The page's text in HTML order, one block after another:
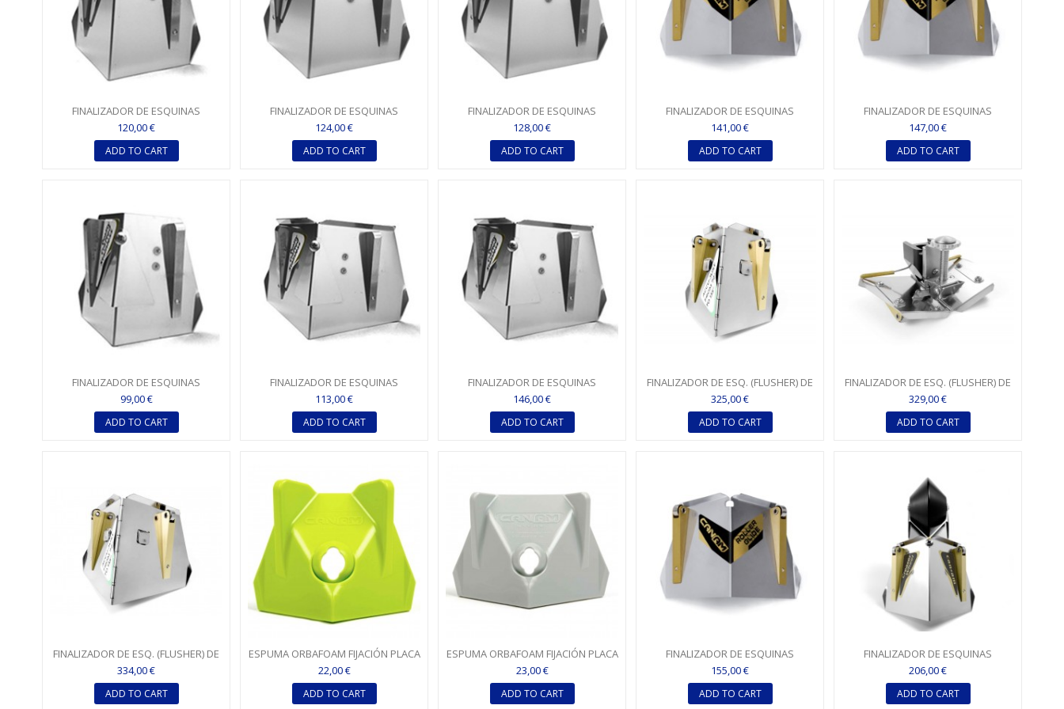
FINALIZADOR DE ESQUINAS
(FLUSHER) DE 6,35CM (2,5")
ESTÁNDAR
120,00 €
ADD TO CART
FINALIZADOR DE ESQUINAS
(FLUSHER) DE 7,62CM (3") ESTÁNDAR
124,00 €
ADD TO CART
FINALIZADOR DE ESQUINAS
(FLUSHER) DE 8,89CM (3,5")
ESTÁNDAR
128,00 €
ADD TO CART
FINALIZADOR DE ESQUINAS
(FLUSHER) DE 6,35CM (2,5")...
141,00 €
ADD TO CART
FINALIZADOR DE ESQUINAS
(FLUSHER) 7,62CM (3") ESTÁNDAR...
147,00 €
ADD TO CART
FINALIZADOR DE ESQUINAS
(FLUSHER) + APLICACIÓN DIRECTA
DE...
99,00 €
ADD TO CART
FINALIZADOR DE ESQUINAS
(FLUSHER) + APLICACIÓN DIRECTA
DE...
113,00 €
ADD TO CART
FINALIZADOR DE ESQUINAS
(FLUSHER) + APLICACIÓN DIRECTA
DE...
146,00 €
ADD TO CART
FINALIZADOR DE ESQ. (FLUSHER) DE
6,35 CM (2,5") AJUSTABLE...
325,00 €
ADD TO CART
FINALIZADOR DE ESQ. (FLUSHER) DE
7,62 CM (3") AJUSTABLE...
329,00 €
ADD TO CART
FINALIZADOR DE ESQ. (FLUSHER) DE
8,89 CM (3,5") AJUSTABLE...
334,00 €
ADD TO CART
ESPUMA ORBAFOAM FIJACIÓN PLACA
PYL (APLICACIÓN CON...
22,00 €
ADD TO CART
ESPUMA ORBAFOAM FIJACIÓN PLACA
PYL (APLICACIÓN CON...
23,00 €
ADD TO CART
FINALIZADOR DE ESQUINAS
(FLUSHER) 7,62CM (3") ESTÁNDAR...
155,00 €
ADD TO CART
FINALIZADOR DE ESQUINAS
(FLUSHER) 7,62CM (3") ESTÁNDAR...
206,00 €
ADD TO CART